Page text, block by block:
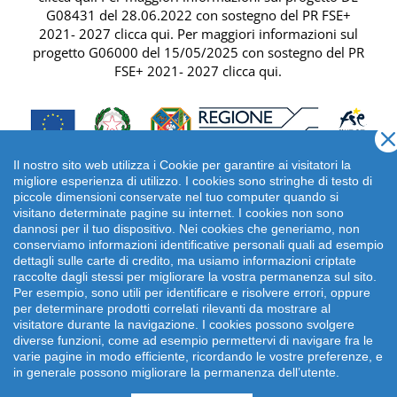
Il nostro sito web utilizza i Cookie per garantire ai visitatori la
migliore esperienza di utilizzo. I cookies sono stringhe di testo di
piccole dimensioni conservate nel tuo computer quando si
visitano determinate pagine su internet. I cookies non sono
dannosi per il tuo dispositivo. Nei cookies che generiamo, non
conserviamo informazioni identificative personali quali ad esempio
dettagli sulle carte di credito, ma usiamo informazioni criptate
raccolte dagli stessi per migliorare la vostra permanenza sul sito.
Per esempio, sono utili per identificare e risolvere errori, oppure
per determinare prodotti correlati rilevanti da mostrare al
visitatore durante la navigazione. I cookies possono svolgere
diverse funzioni, come ad esempio permettervi di navigare fra le
varie pagine in modo efficiente, ricordando le vostre preferenze, e
in generale possono migliorare la permanenza dell’utente.
G08431 del 28.06.2022 con sostegno del PR FSE+
2021- 2027 clicca qui. Per maggiori informazioni sul
progetto G06000 del 15/05/2025 con sostegno del PR
FSE+ 2021- 2027 clicca qui.
Copyright 2026 emonsitalia srl. | Viale della Piramide
Cestia 1C, 00153 Roma - Italia | P.IVA: 09372641002